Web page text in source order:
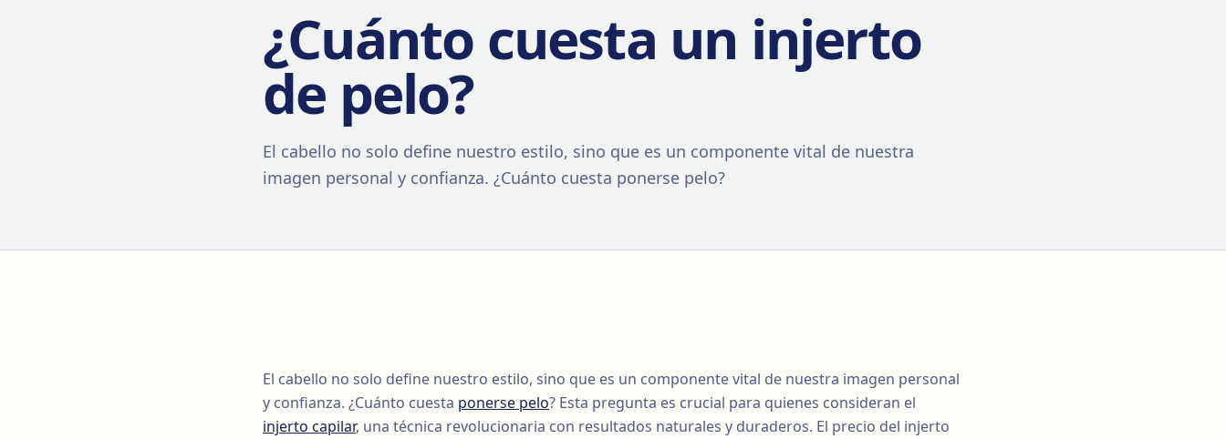
¿Cuánto cuesta un injerto
de pelo?
El cabello no solo define nuestro estilo, sino que es un componente vital de nuestra
imagen personal y confianza. ¿Cuánto cuesta ponerse pelo?
El cabello no solo define nuestro estilo, sino que es un componente vital de nuestra imagen personal
y confianza. ¿Cuánto cuesta ponerse pelo? Esta pregunta es crucial para quienes consideran el
injerto capilar, una técnica revolucionaria con resultados naturales y duraderos. El precio del injerto